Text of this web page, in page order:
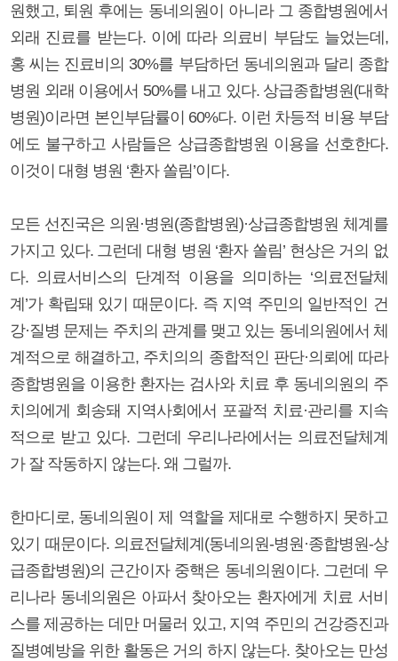
원했고, 퇴원 후에는 동네의원이 아니라 그 종합병원에서
외래 진료를 받는다. 이에 따라 의료비 부담도 늘었는데,
홍 씨는 진료비의 30%를 부담하던 동네의원과 달리 종합
병원 외래 이용에서 50%를 내고 있다. 상급종합병원(대학
병원)이라면 본인부담률이 60%다. 이런 차등적 비용 부담
에도 불구하고 사람들은 상급종합병원 이용을 선호한다.
이것이 대형 병원 ‘환자 쏠림’이다.
모든 선진국은 의원·병원(종합병원)·상급종합병원 체계를
가지고 있다. 그런데 대형 병원 ‘환자 쏠림’ 현상은 거의 없
다. 의료서비스의 단계적 이용을 의미하는 ‘의료전달체
계’가 확립돼 있기 때문이다. 즉 지역 주민의 일반적인 건
강·질병 문제는 주치의 관계를 맺고 있는 동네의원에서 체
계적으로 해결하고, 주치의의 종합적인 판단·의뢰에 따라
종합병원을 이용한 환자는 검사와 치료 후 동네의원의 주
치의에게 회송돼 지역사회에서 포괄적 치료·관리를 지속
적으로 받고 있다. 그런데 우리나라에서는 의료전달체계
가 잘 작동하지 않는다. 왜 그럴까.
한마디로, 동네의원이 제 역할을 제대로 수행하지 못하고
있기 때문이다. 의료전달체계(동네의원-병원·종합병원-상
급종합병원)의 근간이자 중핵은 동네의원이다. 그런데 우
리나라 동네의원은 아파서 찾아오는 환자에게 치료 서비
스를 제공하는 데만 머물러 있고, 지역 주민의 건강증진과
질병예방을 위한 활동은 거의 하지 않는다. 찾아오는 만성